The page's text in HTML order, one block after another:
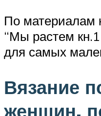
По материалам
“Мы растем
для самых
Вязание
женщин,